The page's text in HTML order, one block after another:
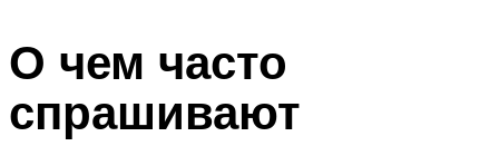
О чем часто
спрашивают